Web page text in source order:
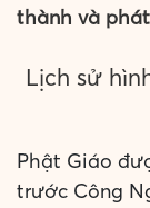
thành và
Lịch sử
Phật Giáo
trước Công